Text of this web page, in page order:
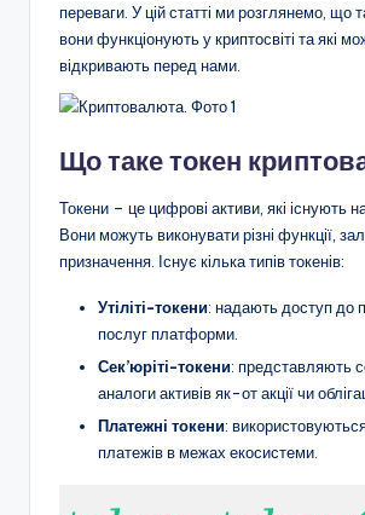
переваги. У цій статті ми розглянемо, що
вони функціонують у криптосвіті та які
відкривають перед нами.
Що таке токен
Токени – це цифрові активи, які існують
Вони можуть виконувати різні функції,
призначення. Існує кілька типів токенів:
Утіліті-токени: надають доступ до
послуг платформи.
Сек’юріті-токени: представляють
аналоги активів як-от акції чи
Платежні токени:
платежів в межах екосистеми.